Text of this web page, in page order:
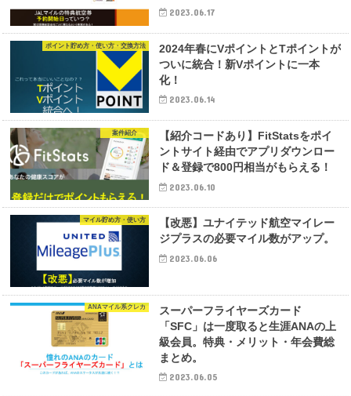
2023.06.17
ポイント貯め方・使い方・交換方法
2024年春にVポイントとTポイントが
ついに統合！新Vポイントに一本
化！
2023.06.14
案件紹介
【紹介コードあり】FitStatsをポイ
ントサイト経由でアプリダウンロー
ド＆登録で800円相当がもらえる！
2023.06.10
マイル貯め方・使い方
【改悪】ユナイテッド航空マイレー
ジプラスの必要マイル数がアップ。
2023.06.06
ANAマイル系クレカ
スーパーフライヤーズカード
「SFC」は一度取ると生涯ANAの上
級会員。特典・メリット・年会費総
まとめ。
2023.06.05